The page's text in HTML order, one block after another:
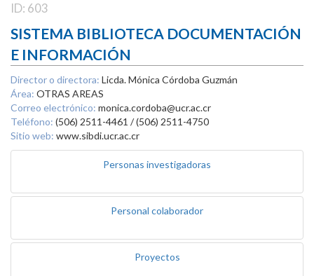
ID: 603
SISTEMA BIBLIOTECA DOCUMENTACIÓN
E INFORMACIÓN
Director o directora: Licda. Mónica Córdoba Guzmán
Área: OTRAS AREAS
Correo electrónico: monica.cordoba@ucr.ac.cr
Teléfono: (506) 2511-4461 / (506) 2511-4750
Sitio web: www.sibdi.ucr.ac.cr
Personas investigadoras
Personal colaborador
Proyectos